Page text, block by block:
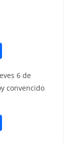
ar
e
6 de
convencido